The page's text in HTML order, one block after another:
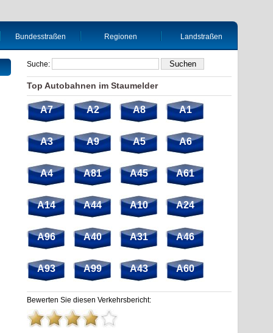
Bundesstraßen Regionen Landstraßen
Suche:
Top Autobahnen im Staumelder
A7 A2 A8 A1
A3 A9 A5 A6
A4 A81 A45 A61
A14 A44 A10 A24
A96 A40 A31 A46
A93 A99 A43 A60
Bewerten Sie diesen Verkehrsbericht: